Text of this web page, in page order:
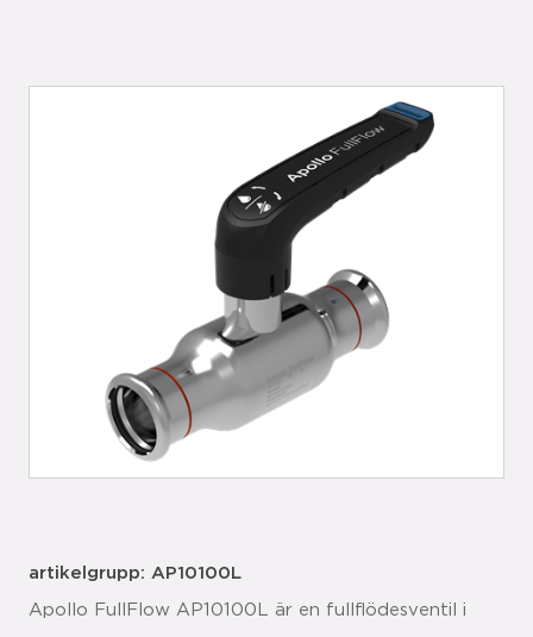
artikelgrupp: AP10100L
Apollo FullFlow AP10100L är en fullflödesventil i